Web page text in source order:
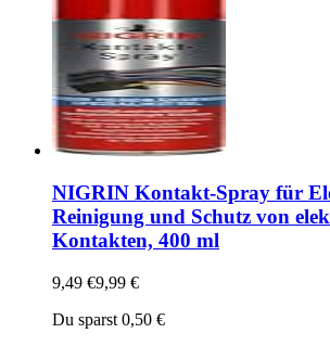
NIGRIN Kontakt-Spray für
Reinigung und Schutz von
Kontakten, 400 ml
9,49 €9,99 €
Du sparst 0,50 €